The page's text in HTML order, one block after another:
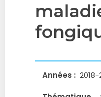
Années : 2018-